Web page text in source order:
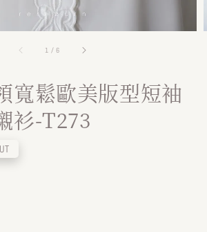
1 / 6
寬鬆歐美版型短袖
衫-T273